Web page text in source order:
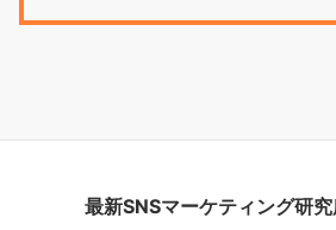
最新SNSマーケティング研